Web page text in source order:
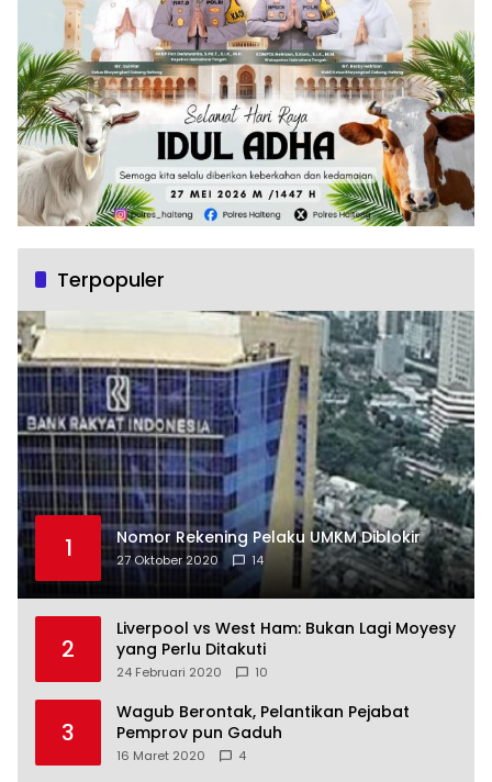
Terpopuler
1 Nomor Rekening Pelaku UMKM Diblokir
27 Oktober 2020 14
2
Liverpool vs West Ham: Bukan Lagi Moyesy
yang Perlu Ditakuti
24 Februari 2020 10
3
Wagub Berontak, Pelantikan Pejabat
Pemprov pun Gaduh
16 Maret 2020 4